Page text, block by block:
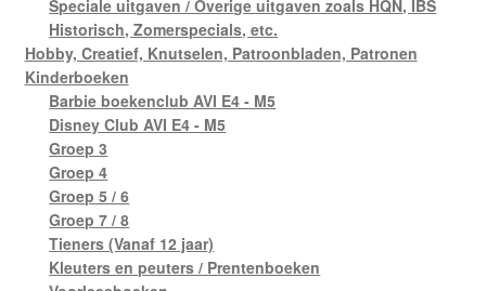
Speciale uitgaven / Overige uitgaven zoals HQN, IBS
Historisch, Zomerspecials, etc.
Hobby, Creatief, Knutselen, Patroonbladen, Patronen
Kinderboeken
Barbie boekenclub AVI E4 - M5
Disney Club AVI E4 - M5
Groep 3
Groep 4
Groep 5 / 6
Groep 7 / 8
Tieners (Vanaf 12 jaar)
Kleuters en peuters / Prentenboeken